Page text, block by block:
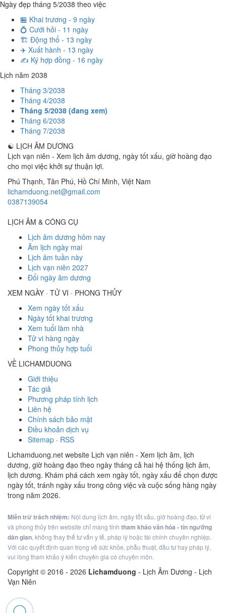
Ngày đẹp tháng 5/2038 theo việc
🏪 Khai trương - 9 ngày
💍 Cưới hỏi - 11 ngày
🏗️ Động thổ - 13 ngày
✈️ Xuất hành - 13 ngày
✍️ Ký hợp đồng - 16 ngày
Lịch năm 2038
Tháng 3/2038
Tháng 4/2038
Tháng 5/2038 (đang xem)
Tháng 6/2038
Tháng 7/2038
☯ LỊCH ÂM DƯƠNG
Lịch vạn niên - Xem lịch âm dương, ngày tốt xấu, giờ hoàng đạo
cho mọi việc khởi sự thuận lợi.
Phú Thạnh, Tân Phú, Hồ Chí Minh, Việt Nam
lichamduong.net@gmail.com
0387139054
LỊCH ÂM & CÔNG CỤ
Lịch âm dương hôm nay
Âm lịch ngày mai
Lịch âm tuần này
Lịch vạn niên 2027
Đổi ngày âm dương
XEM NGÀY · TỬ VI · PHONG THỦY
Xem ngày tốt xấu
Ngày tốt khai trương
Xem tuổi làm nhà
Tử vi hàng ngày
Phong thủy hợp tuổi
VỀ LICHAMDUONG
Giới thiệu
Tác giả
Phương pháp tính lịch
Liên hệ
Chính sách bảo mật
Điều khoản dịch vụ
Sitemap · RSS
Lichamduong.net website Lịch vạn niên - Xem lịch âm, lịch
dương, giờ hoàng đạo theo ngày tháng cả hai hệ thống lịch âm,
lịch dương. Khám phá cách xem ngày tốt, ngày xấu để chọn được
ngày tốt, tránh ngày xấu trong công việc và cuộc sống hàng ngày
trong năm 2026.
Miễn trừ trách nhiệm: Nội dung lịch âm, ngày tốt xấu, giờ hoàng đạo, tử vi
và phong thủy trên website chỉ mang tính tham khảo văn hóa - tín ngưỡng
dân gian, không thay thế tư vấn y tế, pháp lý hoặc tài chính chuyên nghiệp.
Với các quyết định quan trọng về sức khỏe, phẫu thuật, đầu tư hay pháp lý,
vui lòng tham khảo ý kiến chuyên gia có chuyên môn.
Copyright © 2016 - 2026 Lichamduong - Lịch Âm Dương - Lịch
Vạn Niên